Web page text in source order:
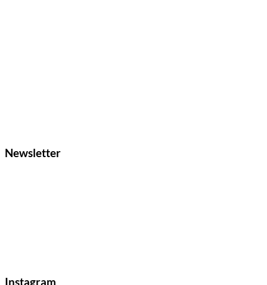
Newsletter
Instagram